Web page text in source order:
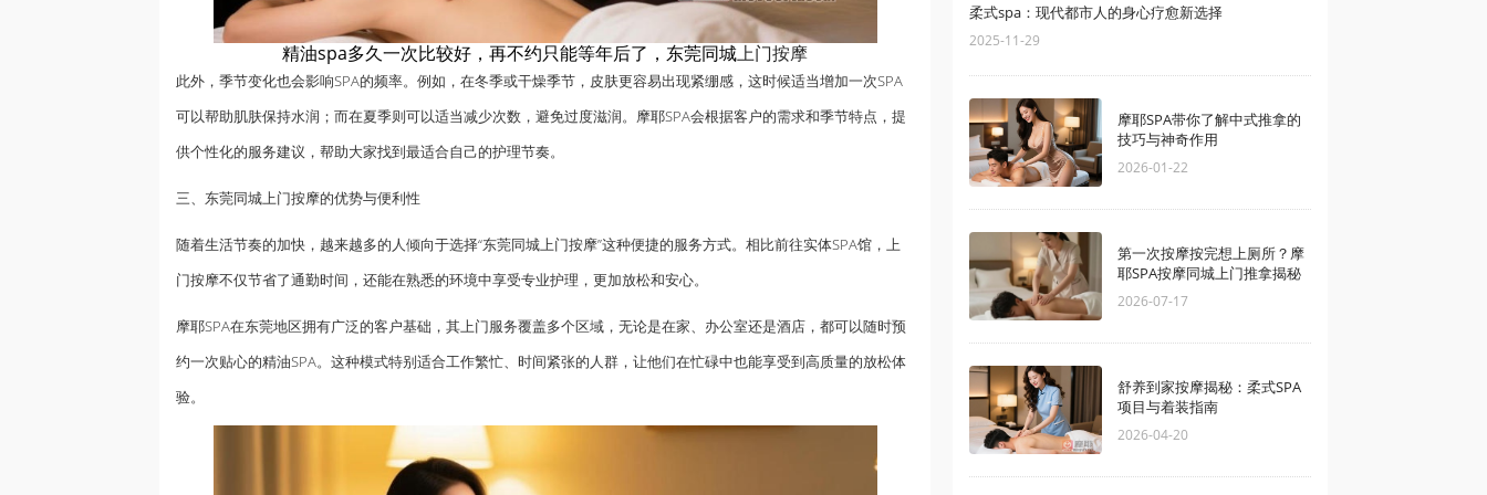
精油spa多久一次比较好，再不约只能等年后了，东莞同城上门按摩
此外，季节变化也会影响SPA的频率。例如，在冬季或干燥季节，皮肤更容易出现紧绷感，这时候适当增加一次SPA
可以帮助肌肤保持水润；而在夏季则可以适当减少次数，避免过度滋润。摩耶SPA会根据客户的需求和季节特点，提
供个性化的服务建议，帮助大家找到最适合自己的护理节奏。
三、东莞同城上门按摩的优势与便利性
随着生活节奏的加快，越来越多的人倾向于选择“东莞同城上门按摩”这种便捷的服务方式。相比前往实体SPA馆，上
门按摩不仅节省了通勤时间，还能在熟悉的环境中享受专业护理，更加放松和安心。
摩耶SPA在东莞地区拥有广泛的客户基础，其上门服务覆盖多个区域，无论是在家、办公室还是酒店，都可以随时预
约一次贴心的精油SPA。这种模式特别适合工作繁忙、时间紧张的人群，让他们在忙碌中也能享受到高质量的放松体
验。
柔式spa：现代都市人的身心疗愈新选择
2025-11-29
摩耶SPA带你了解中式推拿的
技巧与神奇作用
2026-01-22
第一次按摩按完想上厕所？摩
耶SPA按摩同城上门推拿揭秘
2026-07-17
舒养到家按摩揭秘：柔式SPA
项目与着装指南
2026-04-20